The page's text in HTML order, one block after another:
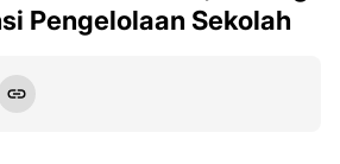
Pengelolaan Sekolah